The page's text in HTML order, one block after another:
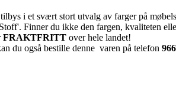
i et svært stort utvalg av farger på
Finner du ikke den fargen, kvaliteten
FRAKTFRITT over hele landet!
du også bestille denne varen på telefon